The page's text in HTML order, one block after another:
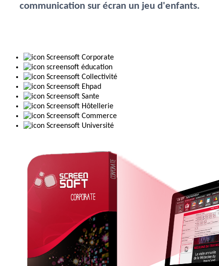
communication sur écran un jeu d'enfants.
Screensoft Corporate
screensoft éducation
Screensoft Collectivité
Screensoft Ehpad
Screensoft Sante
Screensoft Hôtellerie
Screensoft Commerce
Screensoft Université